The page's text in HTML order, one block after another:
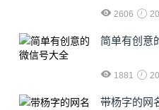
2606
简单有创意
1881
带杨字的网